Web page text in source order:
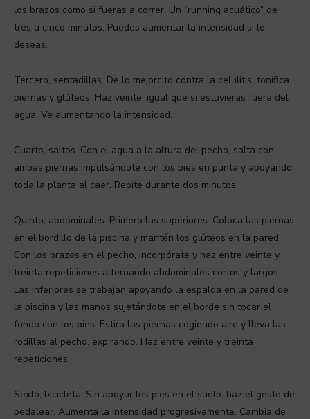
los brazos como si fueras a correr. Un “running acuático” de
tres a cinco minutos, Puedes aumentar la intensidad si lo
deseas.
Tercero, sentadillas. De lo mejorcito contra la celulitis, tonifica
piernas y glúteos. Haz veinte, igual que si estuvieras fuera del
agua. Ve aumentando la intensidad.
Cuarto, saltos. Con el agua a la altura del pecho, salta con
ambas piernas impulsándote con los pies en punta y apoyando
toda la planta al caer. Repite durante dos minutos.
Quinto, abdominales. Primero las superiores. Coloca las piernas
en el bordillo de la piscina y mantén los glúteos en la pared.
Con los brazos en el pecho, incorpórate y haz entre veinte y
treinta repeticiones alternando abdominales cortos y largos.
Las inferiores se trabajan apoyando la espalda en la pared de
la piscina y las manos sujetándote en el borde sin tocar el
fondo con los pies. Estira las piernas cogiendo aire y lleva las
rodillas al pecho, expirando. Haz entre veinte y treinta
repeticiones.
Sexto, bicicleta. Sin apoyar los pies en el suelo, haz el gesto de
pedalear. Aumenta la intensidad progresivamente. Cambia de